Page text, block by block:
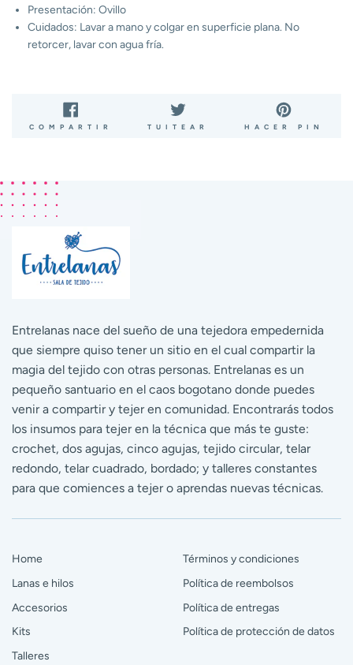
Presentación: Ovillo
Cuidados: Lavar a mano y colgar en superficie plana. No
retorcer, lavar con agua fría.
COMPARTIR
COMPARTIR
TUITEAR
TUITEARHACER PIN
Entrelanas nace del sueño de una tejedora empedernida
que siempre quiso tener un sitio en el cual compartir la
magia del tejido con otras personas. Entrelanas es un
pequeño santuario en el caos bogotano donde puedes
venir a compartir y tejer en comunidad. Encontrarás todos
los insumos para tejer en la técnica que más te guste:
crochet, dos agujas, cinco agujas, tejido circular, telar
redondo, telar cuadrado, bordado; y talleres constantes
para que comiences a tejer o aprendas nuevas técnicas.
Home
Lanas e hilos
Accesorios
Kits
Talleres
Términos y condiciones
Política de reembolsos
Política de entregas
Política de protección de datos